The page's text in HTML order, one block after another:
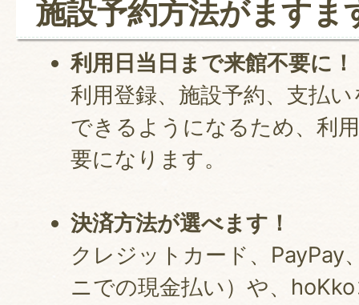
施設予約方法がますま
利用日当日まで来館不要に！
利用登録、施設予約、支払
できるようになるため、利
要になります。
決済方法が選べます！
クレジットカード、PayPay
ニでの現金払い）や、